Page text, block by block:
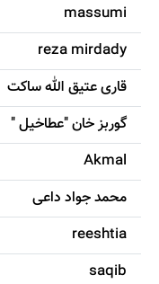
massumi
reza mirdady
قاری عتیق الله ساکت
گوربز خان "عطاخیل "
Akmal
محمد جواد داعی
reeshtia
saqib